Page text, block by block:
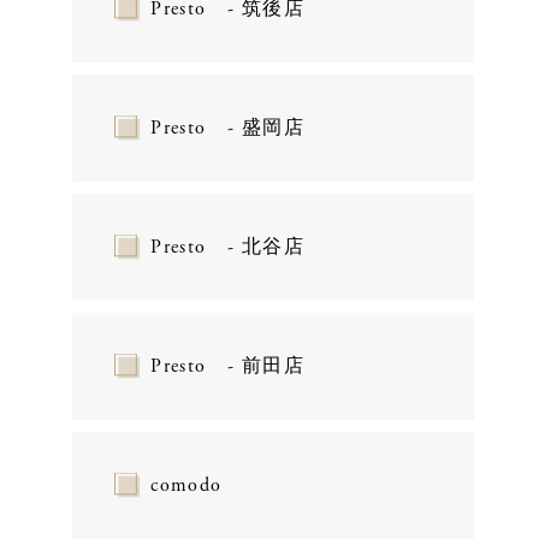
Presto - 筑後店
Presto - 盛岡店
Presto - 北谷店
Presto - 前田店
comodo